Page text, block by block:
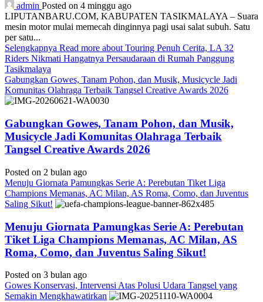
admin Posted on 4 minggu ago
LIPUTANBARU.COM, KABUPATEN TASIKMALAYA – Suara
mesin motor mulai memecah dinginnya pagi usai salat subuh. Satu
per satu...
Selengkapnya Read more about Touring Penuh Cerita, LA 32
Riders Nikmati Hangatnya Persaudaraan di Rumah Panggung
Tasikmalaya
Gabungkan Gowes, Tanam Pohon, dan Musik, Musicycle Jadi
Komunitas Olahraga Terbaik Tangsel Creative Awards 2026
Gabungkan Gowes, Tanam Pohon, dan Musik,
Musicycle Jadi Komunitas Olahraga Terbaik
Tangsel Creative Awards 2026
Posted on 2 bulan ago
Menuju Giornata Pamungkas Serie A: Perebutan Tiket Liga
Champions Memanas, AC Milan, AS Roma, Como, dan Juventus
Saling Sikut!
Menuju Giornata Pamungkas Serie A: Perebutan
Tiket Liga Champions Memanas, AC Milan, AS
Roma, Como, dan Juventus Saling Sikut!
Posted on 3 bulan ago
Gowes Konservasi, Intervensi Atas Polusi Udara Tangsel yang
Semakin Mengkhawatirkan